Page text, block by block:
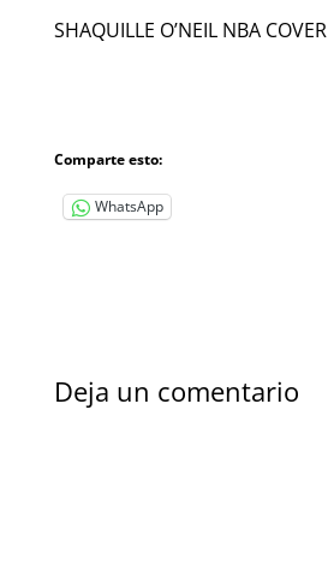
SHAQUILLE O’NEIL NBA COVER
Comparte esto:
WhatsApp
Deja un comentario